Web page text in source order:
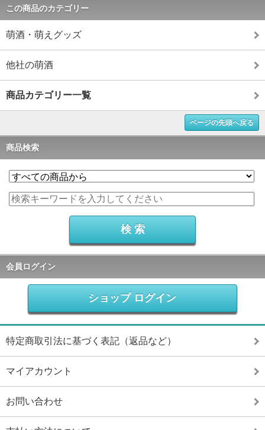
この商品のカテゴリー
萌酒・萌えグッズ
他社の萌酒
商品カテゴリー一覧
ページの先頭へ戻る
商品検索
会員ログイン
ショップ ログイン
特定商取引法に基づく表記（返品など）
マイアカウント
お問い合わせ